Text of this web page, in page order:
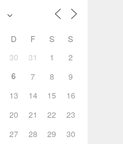
D F S
S
30 31 1
2
6 7 8
9
13 14 15
16
20 21 22
23
27 28 29
30